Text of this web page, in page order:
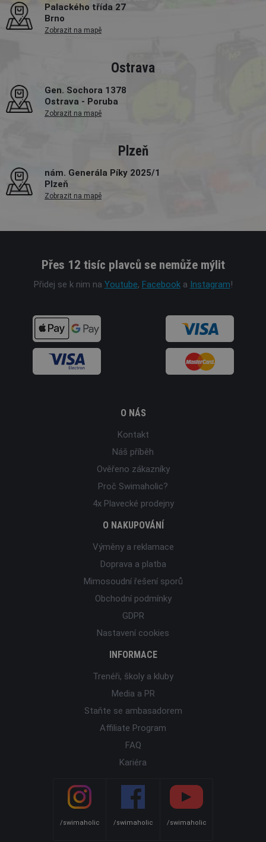
Palackého třída 27
Brno
Zobrazit na mapě
Ostrava
Gen. Sochora 1378
Ostrava - Poruba
Zobrazit na mapě
Plzeň
nám. Generála Píky 2025/1
Plzeň
Zobrazit na mapě
Přes 12 tisíc plavců se nemůže mýlit
Přidej se k nim na Youtube, Facebooka Instagram!
O NÁS
Kontakt
Náš příběh
Ověřeno zákazníky
Proč Swimaholic?
4x Plavecké prodejny
O NAKUPOVÁNÍ
Výměny a reklamace
Doprava a platba
Mimosoudní řešení sporů
Obchodní podmínky
GDPR
Nastavení cookies
INFORMACE
Trenéři, školy a kluby
Media a PR
Staňte se ambasadorem
Affiliate Program
FAQ
Kariéra
/swimaholic /swimaholic /swimaholic